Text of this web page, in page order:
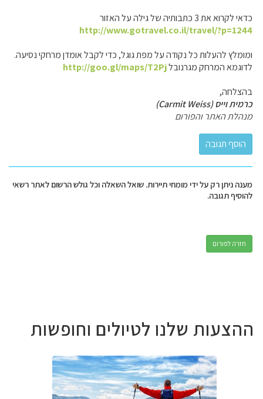
כדאי לקרוא את 3 כתבותיה של גילה על האזור
http://www.gotravel.co.il/travel/?p=1244
ומומלץ להעלות כל נקודה על מפת גוגל, כדי לקבל אומדן מרחקי נסיעה.
לדוגמא המרחק מגרנובלhttp://goo.gl/maps/T2Pj
בהצלחה,
כרמית וייס (Carmit Weiss)
מנהלת האתר והפורום
מענה ניתן רק על ידי מומחי תיירות. שואל השאלה וכל גולש הרשום לאתר רשאי
להוסיף תגובה.
חזרה לפורום
ההצעות שלנו לטיולים וחופשות